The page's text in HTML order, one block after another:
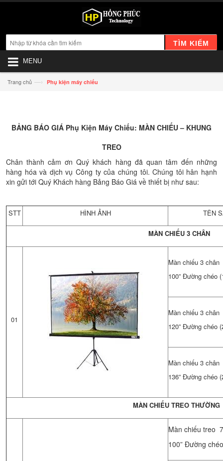
TÌM KIẾM
MENU
Trang chủ —› Phụ kiện máy chiếu
BẢNG BÁO GIÁ Phụ Kiện Máy Chiếu: MÀN CHIẾU – KHUNG
TREO
Chân thành cảm ơn Quý khách hàng đã quan tâm đến những
hàng hóa và dịch vụ Công ty của chúng tôi. Chúng tôi hân hạnh
xin gửi tới Quý Khách hàng Bảng Báo Giá về thiết bị như sau:
STT HÌNH ẢNH TÊN
MÀN CHIẾU 3 CHÂN
01
Màn chiếu 3 chân
100” Đường chéo
Màn chiếu 3 chân
120” Đường chéo
Màn chiếu 3 chân
136” Đường chéo
MÀN CHIẾU TREO THƯỜNG
Màn chiếu treo
100” Đường